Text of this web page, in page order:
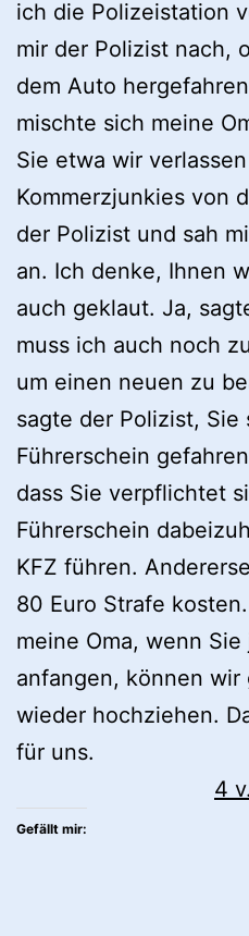
ich die Polizeistation
mir der Polizist nach,
dem Auto
mischte sich meine
Sie etwa wir
Kommerzjunkies von
der Polizist und sah
an. Ich denke, Ihnen
auch geklaut. Ja,
muss ich auch noch
um einen neuen zu
sagte der Polizist, Sie
Führerschein
dass Sie verpflichtet
Führerschein
KFZ führen.
80 Euro Strafe
meine Oma, wenn
anfangen, können
wieder hochziehen.
für uns.
4
Gefällt mir: